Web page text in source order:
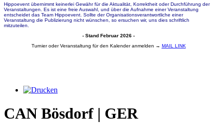
Hippoevent übernimmt keinerlei Gewähr für die Aktualität, Korrektheit oder Durchführung der
Veranstaltungen. Es ist eine freie Auswahl, und über die Aufnahme einer Veranstaltung
entscheidet das Team Hippoevent. Sollte der Organisationsverantwortliche einer
Veranstaltung die Publizierung nicht wünschen, so ersuchen wir, uns dies schriftlich
mitzuteilen.
- Stand Februar 2026 -
Turnier oder Veranstaltung für den Kalender anmelden → MAIL LINK
CAN Bösdorf | GER